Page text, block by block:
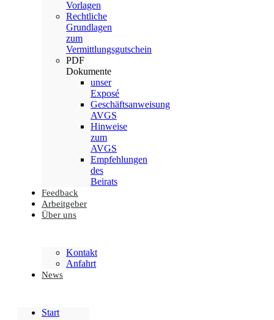
Vorlagen
Rechtliche
Grundlagen
zum
Vermittlungsgutschein
PDF
Dokumente
unser
Exposé
Geschäftsanweisung
AVGS
Hinweise
zum
AVGS
Empfehlungen
des
Beirats
Feedback
Arbeitgeber
Über uns
Kontakt
Anfahrt
News
Start